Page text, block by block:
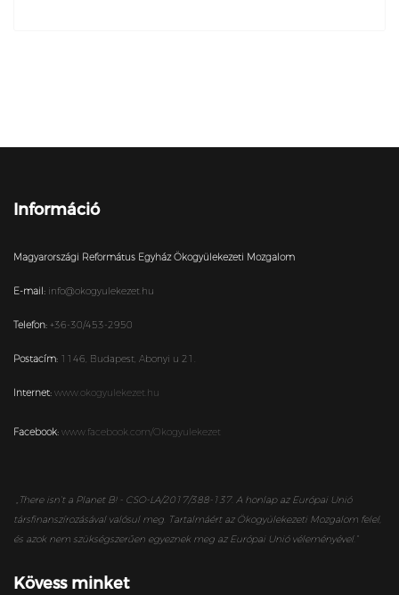
Információ
Magyarországi Református Egyház Ökogyülekezeti Mozgalom
E-mail: info@okogyulekezet.hu
Telefon: +36-30/453-2950
Postacím: 1146, Budapest, Abonyi u 21.
Internet: www.okogyulekezet.hu
Facebook: www.facebook.com/Okogyulekezet
„ There isn’t a Planet B! - CSO-LA/2017/388-137. A honlap az Európai Unió
társfinanszírozásával valósul meg. Tartalmáért az Ökogyülekezeti Mozgalom felel,
és azok nem szükségszerűen egyeznek meg az Európai Unió véleményével.”
Kövess minket